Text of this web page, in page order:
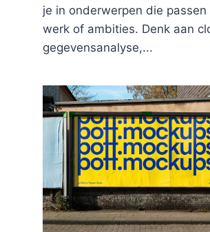
je in onderwerpen die
werk of ambities. Denk aan
gegevensanalyse,...